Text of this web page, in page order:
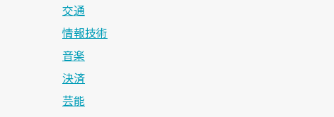
交通
情報技術
音楽
決済
芸能